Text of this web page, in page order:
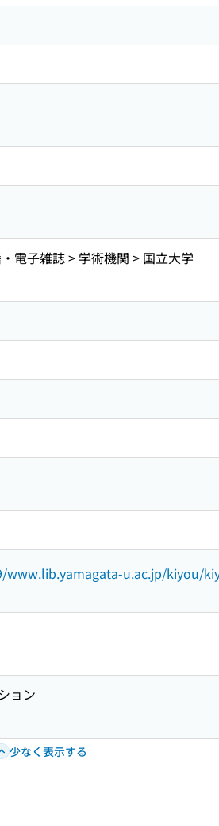
電子雑誌 > 学術機関 > 国立大学
u.ac.jp/kiyou/
ョン
少なく表示する